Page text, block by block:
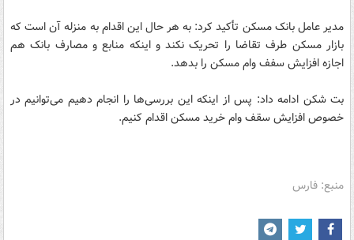
مدیر عامل بانک مسکن تأکید کرد: به هر حال این اقدام به منزله آن است که
بازار مسکن طرف تقاضا را تحریک نکند و اینکه منابع و مصارف بانک هم
اجازه افزایش سفف وام مسکن را بدهد.
بت شکن ادامه داد: پس از اینکه این بررسی‌ها را انجام دهیم می‌توانیم در
خصوص افزایش سقف وام خرید مسکن اقدام کنیم.
منبع: فارس